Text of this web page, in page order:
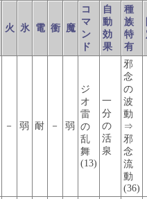
火 氷 電 衝 魔
コ
マ
ン
ド
自
動
効
果
種
族
特
有
－ 弱 耐 － 弱
ジ
オ
雷
の
乱
舞
(13)
一
分
の
活
泉
邪
念
の
波
動
⇒
邪
念
流
動
(36)